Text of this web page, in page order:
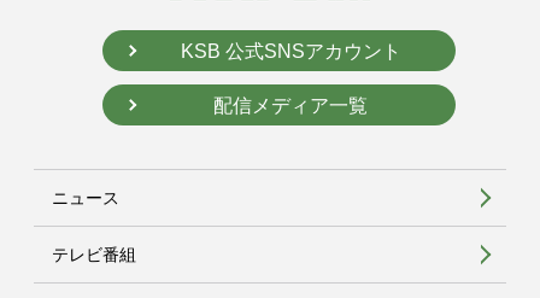
KSB 公式SNSアカウント
配信メディア一覧
ニュース
テレビ番組